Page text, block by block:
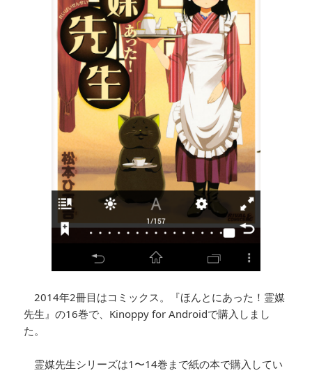
2014年2冊目はコミックス。『ほんとにあった！霊媒
先生』の16巻で、Kinoppy for Androidで購入しまし
た。
霊媒先生シリーズは1〜14巻まで紙の本で購入してい